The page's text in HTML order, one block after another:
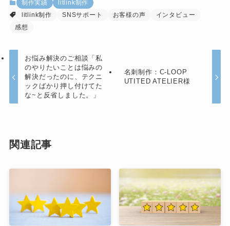
制作実績
litlink制作
litlink制作
SNSサポート お客様の声
インタビュー
感想
お悩み解決のご相談「私
のやりたいことは悩みの
解決だったのに、テクニ
ックばかり押し付けてた
な~と反省しました。」
名刺制作：C-LOOP
UTITED ATELIER様
関連記事